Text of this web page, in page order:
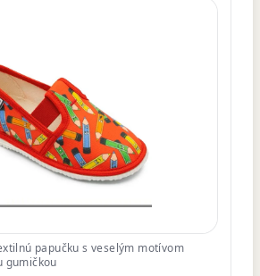
papučku s veselým motívom
gumičkou